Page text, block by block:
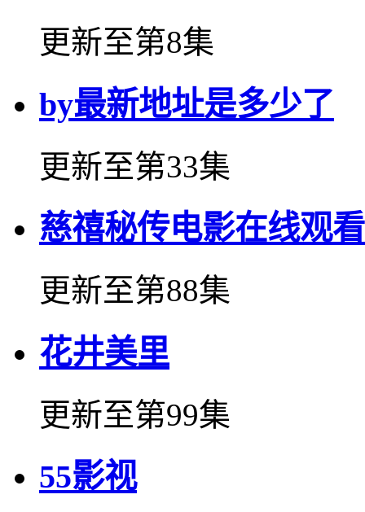
更新至第8集
by最新地址是多少了
更新至第33集
慈禧秘传电影在线观
更新至第88集
花井美里
更新至第99集
55影视